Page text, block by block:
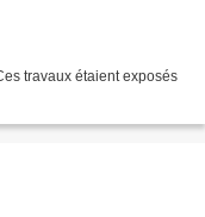
travaux étaient exposés